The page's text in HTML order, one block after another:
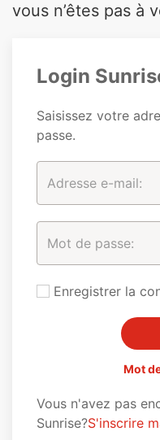
vous n’êtes pas à
Login
Saisissez votre
passe.
Enregistrer la
Mot
Vous n'avez pas
Sunrise?S'inscrire